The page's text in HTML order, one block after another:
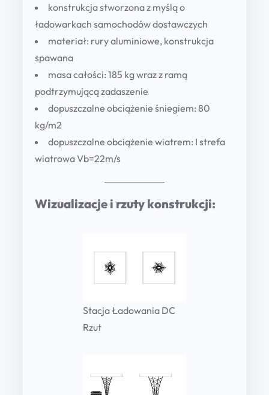
konstrukcja stworzona z myślą o
ładowarkach samochodów dostawczych
materiał: rury aluminiowe, konstrukcja
spawana
masa całości: 185 kg wraz z ramą
podtrzymującą zadaszenie
dopuszczalne obciążenie śniegiem: 80
kg/m2
dopuszczalne obciążenie wiatrem: I strefa
wiatrowa Vb=22m/s
Wizualizacje i rzuty konstrukcji:
Stacja Ładowania DC
Rzut